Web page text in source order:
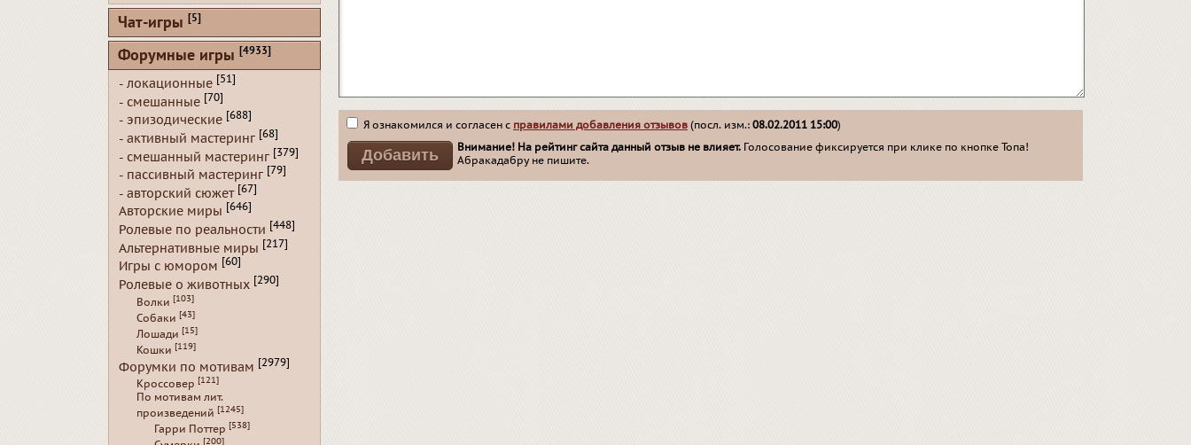
Я ознакомился и согласен с правилами добавления отзывов (посл. изм.: 08.02.2011 15:00)
Внимание! На рейтинг сайта данный отзыв не влияет. Голосование фиксируется при клике по кнопке Топа!
Абракадабру не пишите.
Чат-игры [5]
Форумные игры [4933]
- локационные [51]
- смешанные [70]
- эпизодические [688]
- активный мастеринг [68]
- смешанный мастеринг [379]
- пассивный мастеринг [79]
- авторский сюжет [67]
Авторские миры [646]
Ролевые по реальности [448]
Альтернативные миры [217]
Игры с юмором [60]
Ролевые о животных [290]
Волки [103]
Собаки [43]
Лошади [15]
Кошки [119]
Форумки по мотивам [2979]
Кроссовер [121]
По мотивам лит.
произведений [1245]
Гарри Поттер [538]
[200]